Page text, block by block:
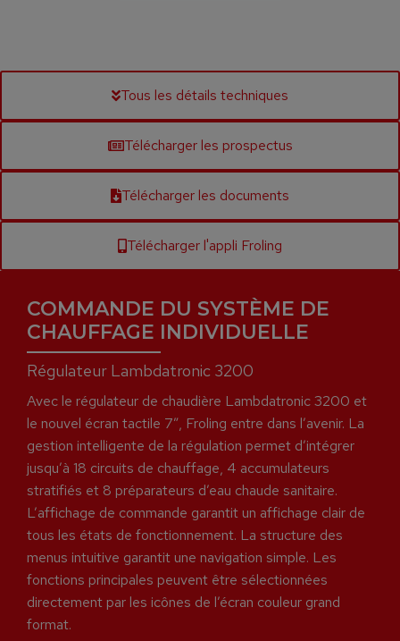
Tous les détails techniques
Télécharger les prospectus
Télécharger les documents
Télécharger l'appli Froling
COMMANDE DU SYSTÈME DE
CHAUFFAGE INDIVIDUELLE
Régulateur Lambdatronic 3200
Avec le régulateur de chaudière Lambdatronic 3200 et
le nouvel écran tactile 7”, Froling entre dans l’avenir. La
gestion intelligente de la régulation permet d’intégrer
jusqu’à 18 circuits de chauffage, 4 accumulateurs
stratifiés et 8 préparateurs d’eau chaude sanitaire.
L’affichage de commande garantit un affichage clair de
tous les états de fonctionnement. La structure des
menus intuitive garantit une navigation simple. Les
fonctions principales peuvent être sélectionnées
directement par les icônes de l’écran couleur grand
format.